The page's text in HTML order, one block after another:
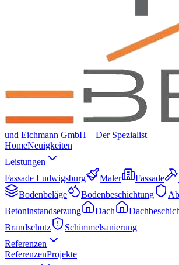
und Eichmann GmbH – Der Spezialist
HomeNeuigkeiten
Leistungen
Fassade Ludwigsburg
Maler Fassade
Bodenbeläge
Bodenbeschichtung
Betoninstandsetzung
Dach
Brandschutz
Schimmelsanierung
Referenzen
ReferenzenProjekte